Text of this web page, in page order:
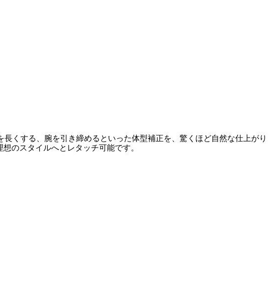
くする、腕を引き締めるといった体型補正を、驚くほど自然な仕上がり
のスタイルへとレタッチ可能です。